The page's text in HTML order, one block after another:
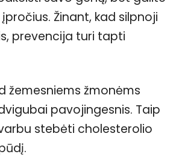
Žinant, kad silpnoji
prevencija turi tapti
žemesniems žmonėms
pavojingesnis. Taip
stebėti cholesterolio